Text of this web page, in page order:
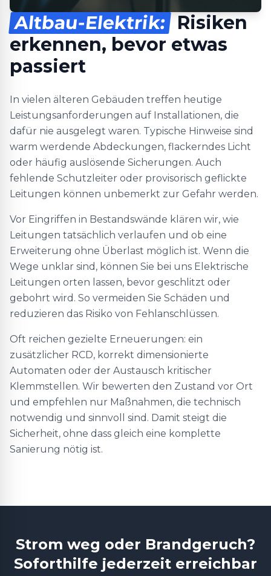
Altbau-Elektrik: Risiken
erkennen, bevor etwas
passiert
In vielen älteren Gebäuden treffen heutige
Leistungsanforderungen auf Installationen, die
dafür nie ausgelegt waren. Typische Hinweise sind
warm werdende Abdeckungen, flackerndes Licht
oder häufig auslösende Sicherungen. Auch
fehlende Schutzleiter oder provisorisch geflickte
Leitungen können unbemerkt zur Gefahr werden.
Vor Eingriffen in Bestandswände klären wir, wie
Leitungen tatsächlich verlaufen und ob eine
Erweiterung ohne Überlast möglich ist. Wenn die
Wege unklar sind, können Sie bei uns Elektrische
Leitungen orten lassen, bevor geschlitzt oder
gebohrt wird. So vermeiden Sie Schäden und
reduzieren das Risiko von Fehlanschlüssen.
Oft reichen gezielte Erneuerungen: ein
zusätzlicher RCD, korrekt dimensionierte
Automaten oder der Austausch kritischer
Klemmstellen. Wir bewerten den Zustand vor Ort
und empfehlen nur Maßnahmen, die technisch
notwendig und sinnvoll sind. Damit steigt die
Sicherheit, ohne dass gleich eine komplette
Sanierung nötig ist.
Strom weg oder Brandgeruch?
Soforthilfe jederzeit erreichbar